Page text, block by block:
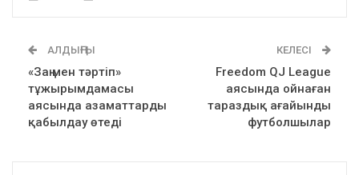
АЛДЫҢҒЫ
«Заң мен тәртіп»
тұжырымдамасы
аясында азаматтарды
қабылдау өтеді
КЕЛЕСІ
Freedom QJ League
аясында ойнаған
тараздық ағайынды
футболшылар